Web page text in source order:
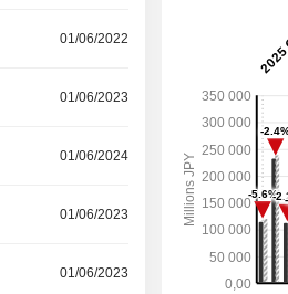
01/06/2022
01/06/2023
01/06/2024
01/06/2023
01/06/2023